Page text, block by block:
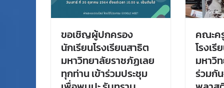
ขอเชิญผู้ปกครอง
นักเรียนโรงเรียนสาธิต
มหาวิทยาลัยราชภัฏเลย
ทุกท่าน เข้าร่วมประชุม
คณะค
โรงเรี
มหาวิ
ร่วมกั